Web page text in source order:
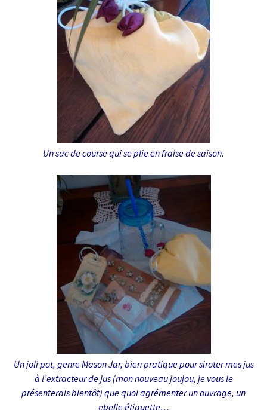
Un sac de course qui se plie en fraise de saison.
Un joli pot, genre Mason Jar, bien pratique pour siroter mes jus
à l’extracteur de jus (mon nouveau joujou, je vous le
présenterais bientôt) que quoi agrémenter un ouvrage, un
ebelle étiquette…